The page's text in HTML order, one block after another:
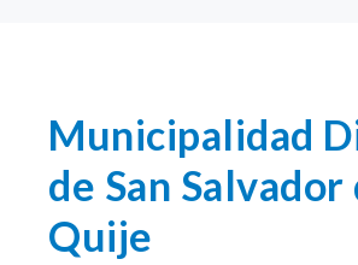
Municipalidad
de San Salvador
Quije